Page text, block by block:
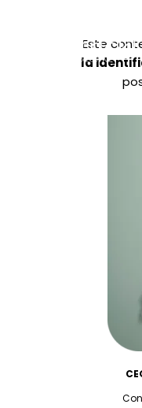
Este
la